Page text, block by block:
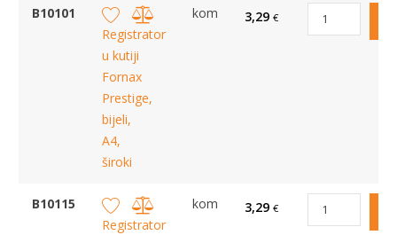
B10101
Registrator
u kutiji
Fornax
Prestige,
bijeli,
A4,
široki
kom 3,29 €
B10115
Registrator
kom 3,29 €